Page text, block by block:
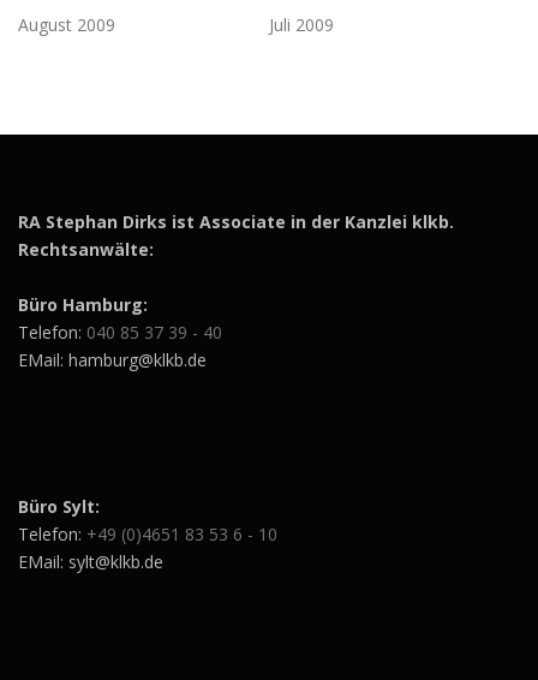
August 2009
Juli 2009
RA Stephan Dirks ist Associate in der Kanzlei klkb.
Rechtsanwälte:
Büro Hamburg:
Telefon: 040 85 37 39 - 40
EMail: hamburg@klkb.de
Büro Sylt:
Telefon: +49 (0)4651 83 53 6 - 10
EMail: sylt@klkb.de